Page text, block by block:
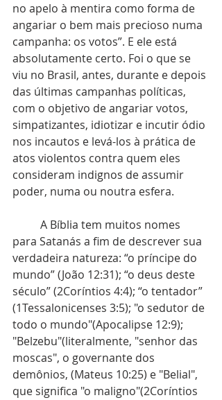
no apelo à mentira como forma de
angariar o bem mais precioso numa
campanha: os votos”. E ele está
absolutamente certo. Foi o que se
viu no Brasil, antes, durante e depois
das últimas campanhas políticas,
com o objetivo de angariar votos,
simpatizantes, idiotizar e incutir ódio
nos incautos e levá-los à prática de
atos violentos contra quem eles
consideram indignos de assumir
poder, numa ou noutra esfera.
para Satanás a fim de descrever sua
verdadeira natureza: “o príncipe do
mundo” (João 12:31); “o deus deste
século” (2Coríntios 4:4); “o tentador”
(1Tessalonicenses 3:5); "o sedutor de
todo o mundo"(Apocalipse 12:9);
"Belzebu"(literalmente, "senhor das
moscas", o governante dos
demônios, (Mateus 10:25) e "Belial",
que significa "o maligno"(2Coríntios